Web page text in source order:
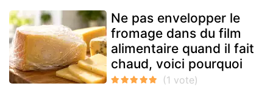
Ne pas envelopper le
fromage dans du film
alimentaire quand il fait
chaud, voici pourquoi